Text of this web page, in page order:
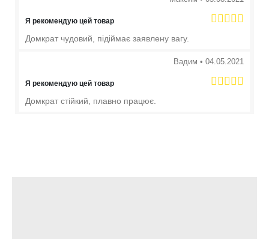
Я рекомендую цей товар
Домкрат чудовий, підіймає заявлену вагу.
Вадим • 04.05.2021
Я рекомендую цей товар
Домкрат стійкий, плавно працює.